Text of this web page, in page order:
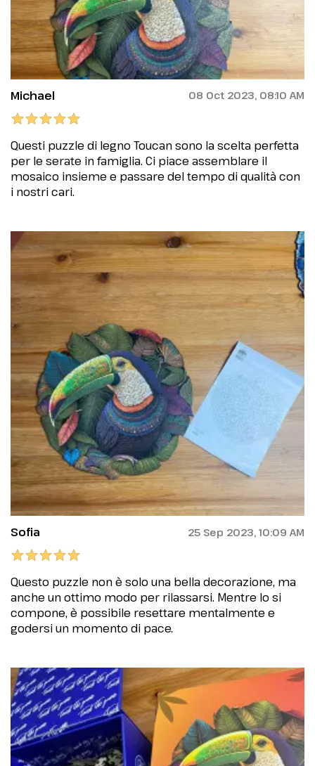
Michael 08 Oct 2023, 08:10 AM
Questi puzzle di legno Toucan sono la scelta perfetta
per le serate in famiglia. Ci piace assemblare il
mosaico insieme e passare del tempo di qualità con
i nostri cari.
Sofia 25 Sep 2023, 10:09 AM
Questo puzzle non è solo una bella decorazione, ma
anche un ottimo modo per rilassarsi. Mentre lo si
compone, è possibile resettare mentalmente e
godersi un momento di pace.